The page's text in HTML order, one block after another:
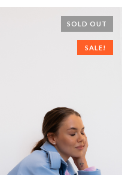
SOLD OUT
SALE!